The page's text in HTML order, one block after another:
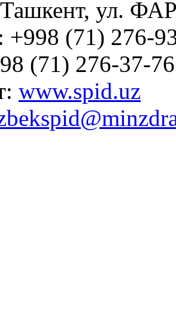
ул.
+998 (71) 276-
(71) 276-37-76
www.spid.uz